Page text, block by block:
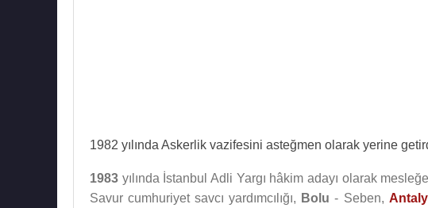
1982 yılında Askerlik vazifesini asteğmen olarak yerine
1983 yılında İstanbul Adli Yargı hâkim adayı olarak
Savur cumhuriyet savcı yardımcılığı, Bolu- Seben,